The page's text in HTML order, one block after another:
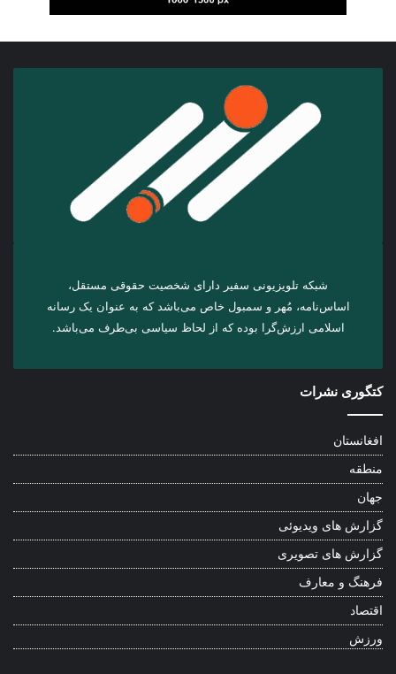
شبکه تلویزیونی سفیر دارای شخصیت حقوقی مستقل،
اساس‌نامه، مُهر و سمبول خاص می‌باشد که به عنوان یک رسانه
اسلامی ارزش‌گرا بوده که از لحاظ سیاسی بی‌طرف می‌باشد.
کتگوری نشرات
افغانستان
منطقه
جهان
گزارش های ویدیوئی
گزارش های تصویری
فرهنگ و معارف
اقتصاد
ورزش